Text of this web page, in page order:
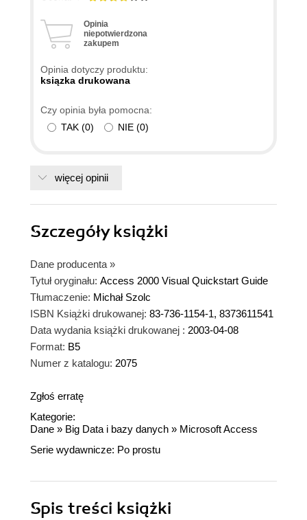
kroki z Accessem" jest błąd, pod rysunkiem 1.9 .
Chodzi tu dokładnie o słowo "Otwarłeś"
Opinia
niepotwierdzona
zakupem
Opinia dotyczy produktu:
ksiązka drukowana
Czy opinia była pomocna:
TAK (0) NIE (0)
więcej opinii
Szczegółyksiążki
Dane producenta »
Tytuł oryginału: Access 2000 Visual Quickstart Guide
Tłumaczenie: Michał Szolc
ISBN Książki drukowanej: 83-736-1154-1, 8373611541
Data wydania książki drukowanej : 2003-04-08
Format: B5
Numer z katalogu: 2075
Zgłoś erratę
Kategorie:
Dane » Big Data i bazy danych » Microsoft Access
Serie wydawnicze: Po prostu
Spis treści książki